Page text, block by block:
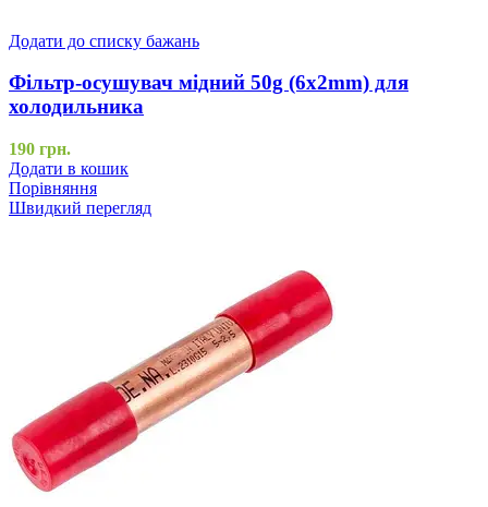
Додати до списку бажань
Фільтр-осушувач мідний 50g (6x2mm) для
холодильника
190 грн.
Додати в кошик
Порівняння
Швидкий перегляд